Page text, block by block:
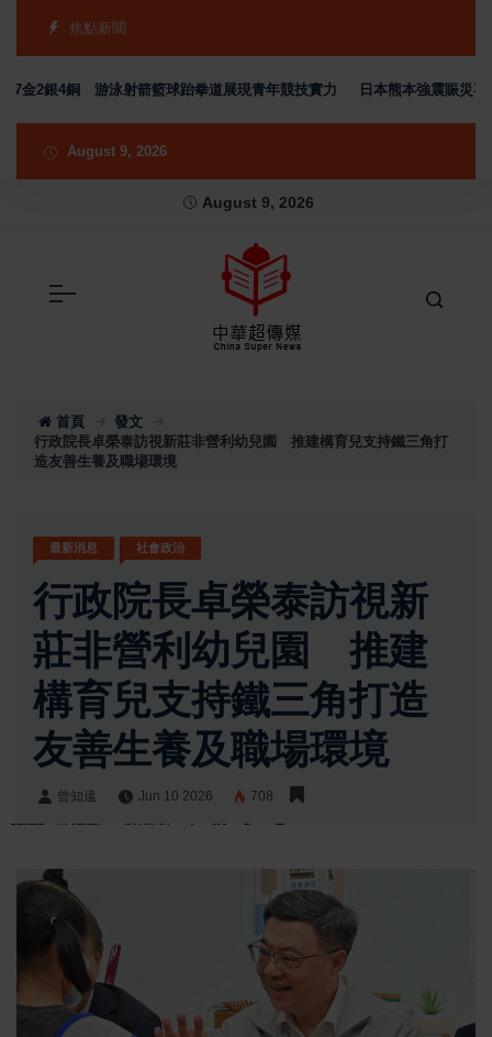
焦點新聞
銀4銅 游泳射箭籃球跆拳道展現青年競技實力 日本熊本強震賑災再獲支
August 9, 2026
August 9, 2026
首頁
發文
行政院長卓榮泰訪視新莊非營利幼兒園 推建構育兒支持鐵三角打
造友善生養及職場環境
最新消息 社會政治
行政院長卓榮泰訪視新
莊非營利幼兒園 推建
構育兒支持鐵三角打造
友善生養及職場環境
曾知遠 Jun 10 2026 708